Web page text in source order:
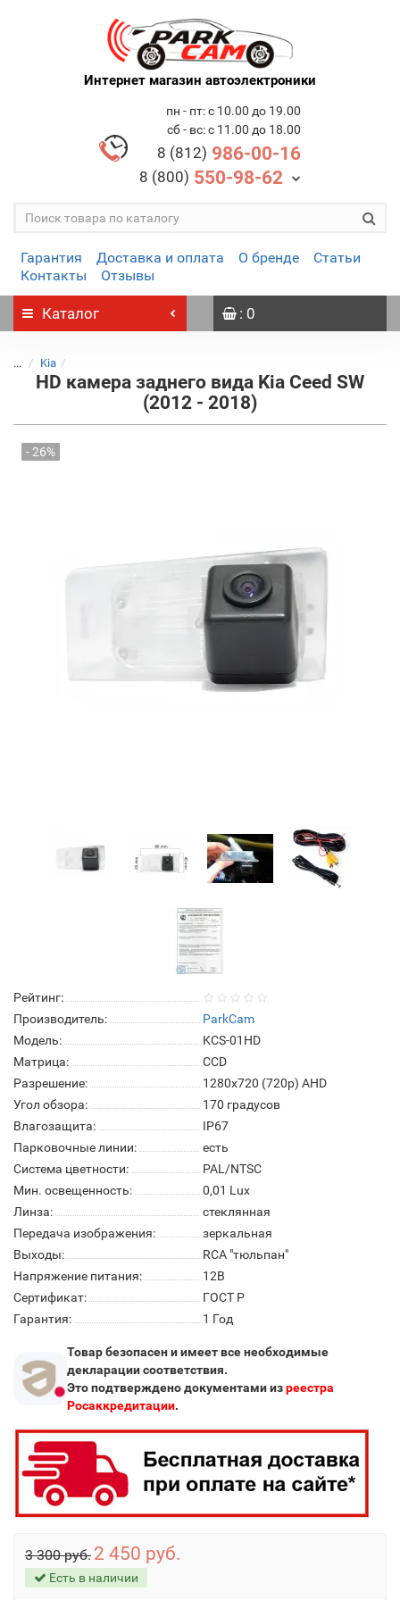
Интернет магазин автоэлектроники
пн - пт: с 10.00 до 19.00
сб - вс: с 11.00 до 18.00
8 (812) 986-00-16
8 (800) 550-98-62
Гарантия Доставка и оплата О бренде
Статьи
Контакты
Отзывы
Каталог : 0
... Kia
HD камера заднего вида Kia Ceed SW
(2012 - 2018)
- 26%
Рейтинг:
Производитель:
ParkCam
Модель:
KCS-01HD
Матрица:
СCD
Разрешение:
1280x720 (720p) AHD
Угол обзора:
170 градусов
Влагозащита:
IP67
Парковочные линии:
есть
Система цветности:
PAL/NTSC
Мин. освещенность:
0,01 Lux
Линза:
стеклянная
Передача изображения:
зеркальная
Выходы:
RCA "тюльпан"
Напряжение питания:
12В
Сертификат:
ГОСТ Р
Гарантия:
1 Год
Товар безопасен и имеет все необходимые
декларации соответствия.
Это подтверждено документами изреестра
Росаккредитации.
3 300 руб. 2 450 руб.
Есть в наличии